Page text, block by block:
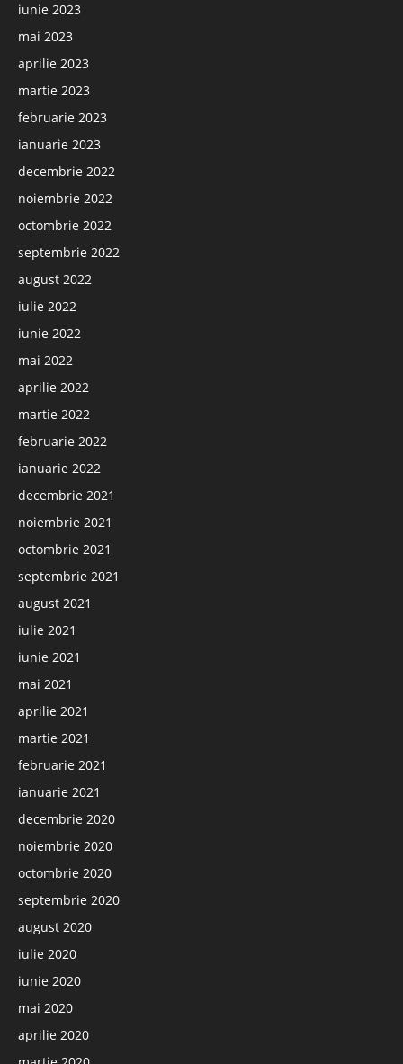
iunie 2023
mai 2023
aprilie 2023
martie 2023
februarie 2023
ianuarie 2023
decembrie 2022
noiembrie 2022
octombrie 2022
septembrie 2022
august 2022
iulie 2022
iunie 2022
mai 2022
aprilie 2022
martie 2022
februarie 2022
ianuarie 2022
decembrie 2021
noiembrie 2021
octombrie 2021
septembrie 2021
august 2021
iulie 2021
iunie 2021
mai 2021
aprilie 2021
martie 2021
februarie 2021
ianuarie 2021
decembrie 2020
noiembrie 2020
octombrie 2020
septembrie 2020
august 2020
iulie 2020
iunie 2020
mai 2020
aprilie 2020